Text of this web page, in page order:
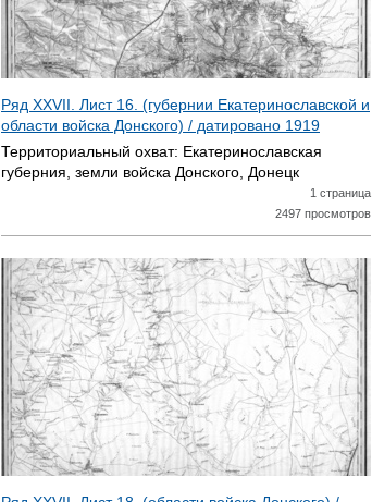
Ряд XXVII. Лист 16. (губернии Екатеринославской и
области войска Донского) / датировано 1919
Территориальный охват: Екатеринославская
губерния, земли войска Донского, Донецк
1 страница
2497 просмотров